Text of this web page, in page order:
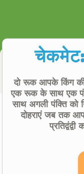
चेकमेट:
दो रूक आपके किंग
एक रूक के साथ एक
साथ अगली पंक्ति को
दोहराएं जब तक
Computer
चेकमेट: 2 रूक द्वारा मेट
Even (0.00)